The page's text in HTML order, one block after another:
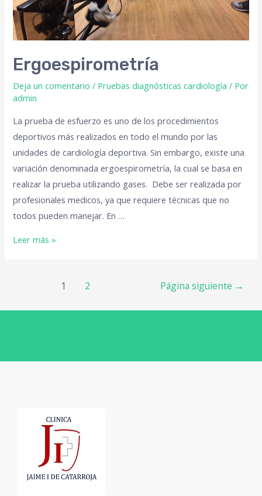
Ergoespirometría
Deja un comentario / Pruebas diagnósticas cardiología / Por
admin
La prueba de esfuerzo es uno de los procedimientos
deportivos más realizados en todo el mundo por las
unidades de cardiología deportiva. Sin embargo, existe una
variación denominada ergoespirometría, la cual se basa en
realizar la prueba utilizando gases. Debe ser realizada por
profesionales medicos, ya que requiere técnicas que no
todos pueden manejar. En …
Leer más »
1 2 Página siguiente →